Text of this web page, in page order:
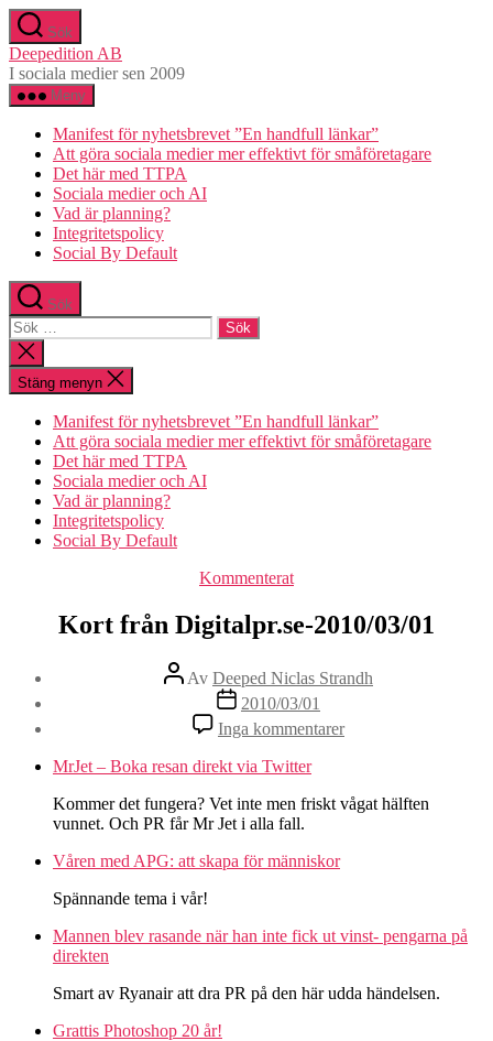
Hoppa
till
innehåll
Sök
Deepedition AB
I sociala medier sen 2009
Meny
Manifest för nyhetsbrevet ”En handfull länkar”
Att göra sociala medier mer effektivt för småföretagare
Det här med TTPA
Sociala medier och AI
Vad är planning?
Integritetspolicy
Social By Default
Sök
Sök
efter:
Stäng
sökningen
Stäng menyn
Manifest för nyhetsbrevet ”En handfull länkar”
Att göra sociala medier mer effektivt för småföretagare
Det här med TTPA
Sociala medier och AI
Vad är planning?
Integritetspolicy
Social By Default
Kategorier
Kommenterat
Kort från Digitalpr.se-2010/03/01
Inläggsförfattare
Av Deeped Niclas Strandh
Inläggsdatum
2010/03/01
Inga kommentarertill
Kort
2010/03/01
MrJet – Boka resan direkt via Twitter
Kommer det fungera? Vet inte men friskt vågat hälften
vunnet. Och PR får Mr Jet i alla fall.
Våren med APG: att skapa för människor
Spännande tema i vår!
Mannen blev rasande när han inte fick ut vinst- pengarna på
direkten
Smart av Ryanair att dra PR på den här udda händelsen.
Grattis Photoshop 20 år!